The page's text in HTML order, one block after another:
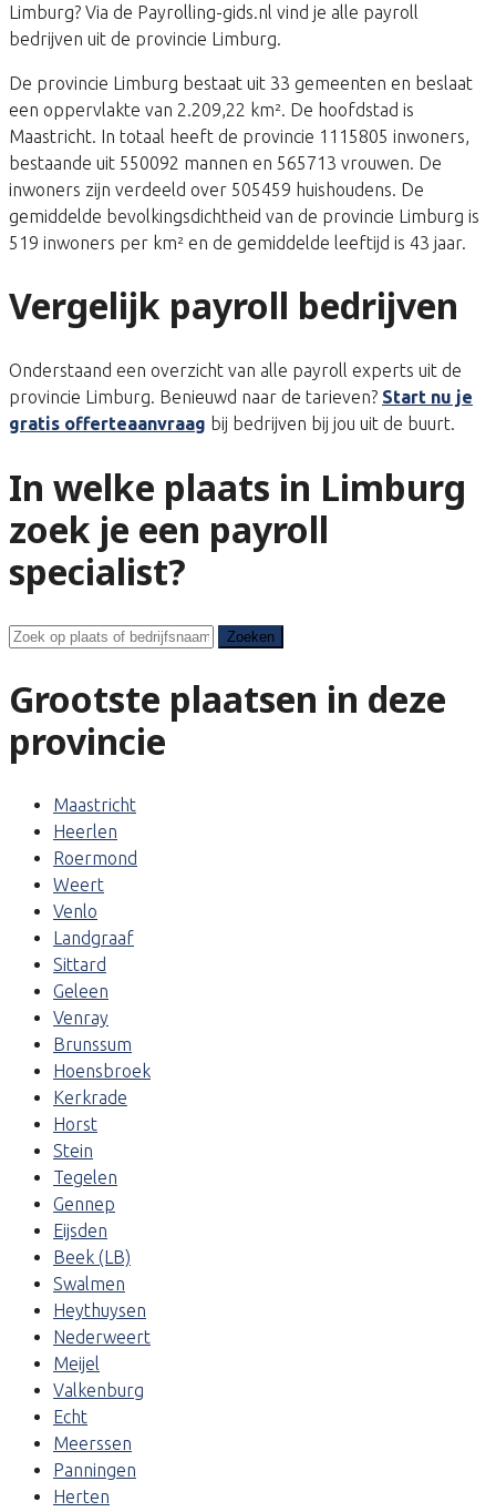
Limburg? Via de Payrolling-gids.nl vind je alle payroll
bedrijven uit de provincie Limburg.
De provincie Limburg bestaat uit 33 gemeenten en beslaat
een oppervlakte van 2.209,22 km². De hoofdstad is
Maastricht. In totaal heeft de provincie 1115805 inwoners,
bestaande uit 550092 mannen en 565713 vrouwen. De
inwoners zijn verdeeld over 505459 huishoudens. De
gemiddelde bevolkingsdichtheid van de provincie Limburg is
519 inwoners per km² en de gemiddelde leeftijd is 43 jaar.
Vergelijk payroll bedrijven
Onderstaand een overzicht van alle payroll experts uit de
provincie Limburg. Benieuwd naar de tarieven? Start nu je
gratis offerteaanvraag bij bedrijven bij jou uit de buurt.
In welke plaats in Limburg
zoek je een payroll
specialist?
Zoeken Zoeken
Grootste plaatsen in deze
provincie
Maastricht
Heerlen
Roermond
Weert
Venlo
Landgraaf
Sittard
Geleen
Venray
Brunssum
Hoensbroek
Kerkrade
Horst
Stein
Tegelen
Gennep
Eijsden
Beek (LB)
Swalmen
Heythuysen
Nederweert
Meijel
Valkenburg
Echt
Meerssen
Panningen
Herten